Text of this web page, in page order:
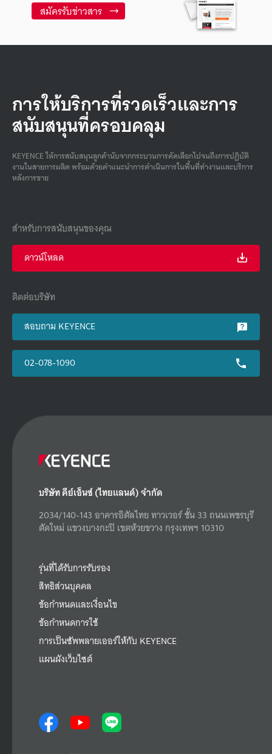
สมัครรับข่าวสาร
การให้บริการที่รวดเร็วและการ
สนับสนุนที่ครอบคลุม
KEYENCE ให้การสนับสนุนลูกค้านับจากกระบวนการคัดเลือกไปจนถึงการปฏิบัติ
งานในสายการผลิต พร้อมด้วยคําแนะนําการดําเนินการในพื้นที่ทํางานและบริการ
หลังการขาย
สำหรับการสนับสนุนของคุณ
ดาวน์โหลด
ติดต่อบริษัท
สอบถาม KEYENCE
02-078-1090
บริษัท คีย์เอ็นซ์ (ไทยแลนด์) จำกัด
2034/140-143 อาคารอิตัลไทย ทาวเวอร์ ชั้น 33 ถนนเพชรบุรี
ตัดใหม่ แขวงบางกะปิ เขตห้วยขวาง กรุงเทพฯ 10310
รุ่นที่ได้รับการรับรอง
สิทธิส่วนบุคคล
ข้อกำหนดและเงื่อนไข
ข้อกำหนดการใช้
การเป็นซัพพลายเออร์ให้กับ KEYENCE
แผนผังเว็บไซต์